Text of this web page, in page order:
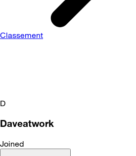
Classement
D
Daveatwork
Joined